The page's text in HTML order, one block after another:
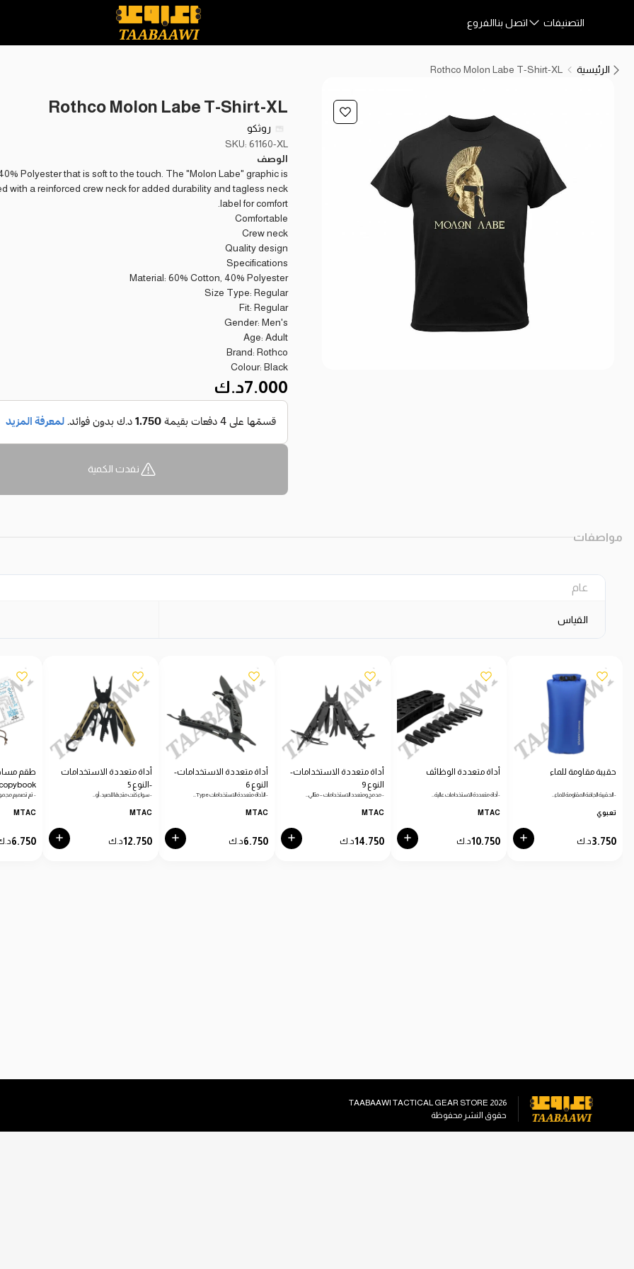
التصنيفات اتصل بناالفروع
الرئيسية Rothco Molon Labe T-Shirt-XL
Rothco Molon Labe T-Shirt-XL
روثكو
SKU: 61160-XL
الوصف
Polyester that is soft to the touch. The "Molon Labe" graphic is
with a reinforced crew neck for added durability and tagless neck
label for comfort.
Comfortable
Crew neck
Quality design
Specifications
Material: 60% Cotton, 40% Polyester
Size Type: Regular
Fit: Regular
Gender: Men's
Age: Adult
Brand: Rothco
Colour: Black
7.000د.ك
نفدت الكمية
مواصفات
عام
القياس
حقيبة مقاومة للماء
- الحقيبة الجافة المقاومة للماء…
تعبوي
3.750د.ك
أداة متعددة الوظائف
- أداة متعددة الاستخدامات عالية…
MTAC
10.750د.ك
أداة متعددة الاستخدامات-
النوع 9
- مدمج ومتعدد الاستخدامات – مثالي…
MTAC
14.750د.ك
أداة متعددة الاستخدامات-
النوع 6
- الأداة متعددة الاستخدامات Type…
MTAC
6.750د.ك
أداة متعددة الاستخدامات
-النوع 5
- سواء كنت متجهًا للصيد، أو…
MTAC
12.750د.ك
طقم
- تم تصميم
MTAC
6.750
2026
TAABAAWI TACTICAL GEAR STORE
حقوق النشر محفوظة